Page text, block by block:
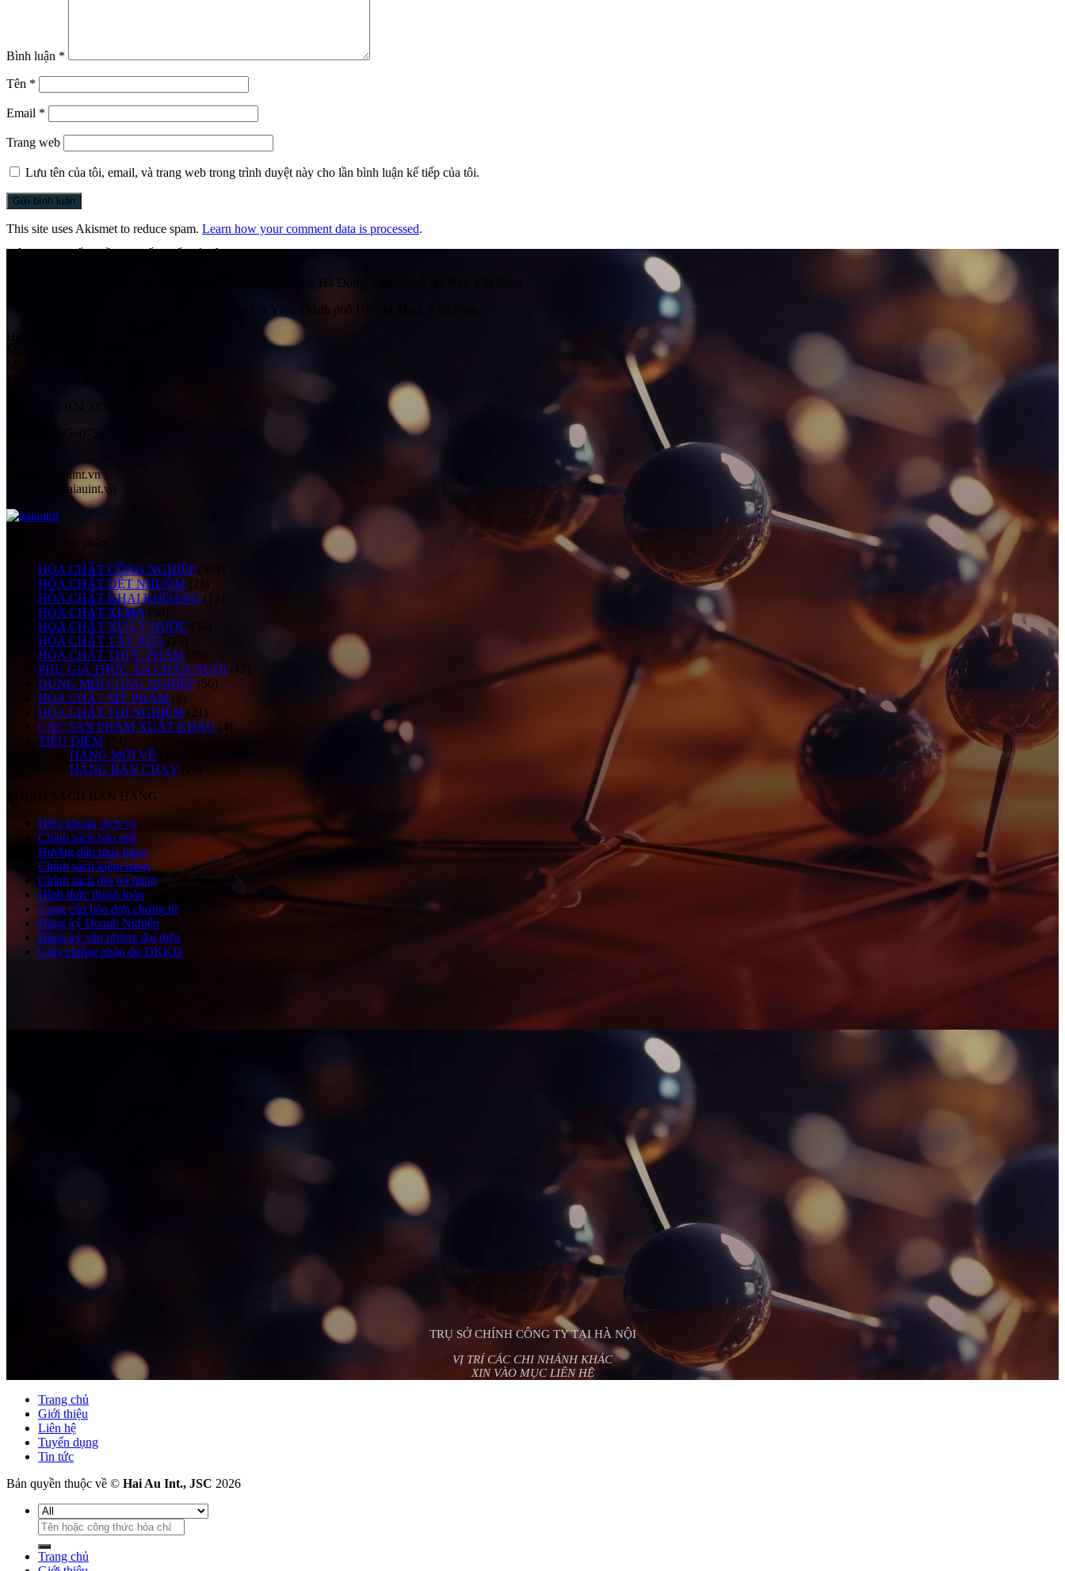
Bình luận *
Tên *
Email *
Trang web
Lưu tên của tôi, email, và trang web trong trình duyệt này cho lần bình luận kế tiếp của tôi.
This site uses Akismet to reduce spam. Learn how your comment data is processed.
Số 41 Ngách 58 Ngõ 108, Đường Trần Phú, Phường Hà Đông, Thành phố Hà Nội, Việt Nam
VP HCM:
Số 525/1/10H Quang Trung, Phường Gò Vấp, Thành phố Hồ Chí Minh, Việt Nam
Hotline:
Mr. Tuấn: 0976244181 (HN)
Mr. Lâm: 0931145765 (SG)
024 33560758
haiau@haiauint.vn
ngocanh@haiauint.vn
Danh mục sản phẩm
HÓA CHẤT CÔNG NGHIỆP (389)
HÓA CHẤT DỆT NHUỘM (23)
HÓA CHẤT KHAI KHOÁNG (12)
HÓA CHẤT XI MẠ
HÓA CHẤT XỬ LÝ NƯỚC
HÓA CHẤT TẨY RỬA
HÓA CHẤT THỰC PHẨM (89)
PHỤ GIA THỨC ĂN CHĂN NUÔI (12)
DUNG MÔI CÔNG NGHIỆP (56)
HÓA CHẤT MỸ PHẨM (8)
HÓA CHẤT THÍ NGHIỆM (21)
CÁC SẢN PHẨM XUẤT KHẨU (4)
TIÊU ĐIỂM
(74)
HÀNG MỚI VỀ
HÀNG BÁN CHẠY
CHÍNH SÁCH BÁN HÀNG
Điều khoản dịch vụ
Chính sách bảo mật
Hướng dẫn mua hàng
Chính sách kiểm hàng
Chính sách đổi trả hàng
Hình thức thanh toán
Cung cấp hóa đơn chứng từ
Đăng ký Doanh Nghiệp
Đăng ký văn phòng đại diện
Giấy chứng nhận đủ ĐKKD
TRỤ SỞ CHÍNH CÔNG TY TẠI HÀ NỘI
VỊ TRÍ CÁC CHI NHÁNH KHÁC
XIN VÀO MỤC LIÊN HỆ
Trang chủ
Giới thiệu
Liên hệ
Tuyển dụng
Tin tức
Bản quyền thuộc về © Hai Au Int., JSC 2026
Tìm
kiếm:
Trang chủ